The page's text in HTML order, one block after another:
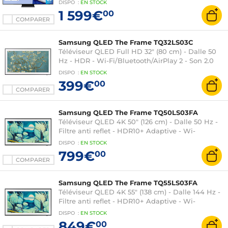
COMPARER
DISPO : EN STOCK
1 599€00
COMPARER
Samsung QLED The Frame TQ32LS03C
Téléviseur QLED Full HD 32" (80 cm) - Dalle 50
Hz - HDR - Wi-Fi/Bluetooth/AirPlay 2 - Son 2.0
20W - Mode Art
DISPO : EN STOCK
399€00
COMPARER
Samsung QLED The Frame TQ50LS03FA
Téléviseur QLED 4K 50" (126 cm) - Dalle 50 Hz -
Filtre anti reflet - HDR10+ Adaptive - Wi-
Fi/Bluetooth/AirPlay 2 - Son 2.0 20W - Mode Art
DISPO : EN STOCK
799€00
Samsung QLED The Frame TQ55LS03FA
Téléviseur QLED 4K 55" (138 cm) - Dalle 144 Hz -
Filtre anti reflet - HDR10+ Adaptive - Wi-
Fi/Bluetooth/AirPlay 2 - Son 2.0 20W - Mode Art
DISPO : EN STOCK
00